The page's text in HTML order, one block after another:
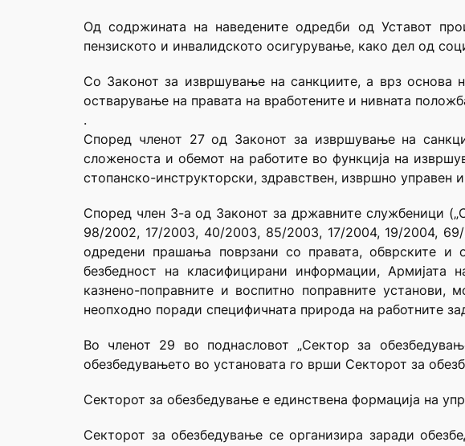
Од содржината на наведените одредби од Уставот
пензиското и инвалидското осигурување, како дел од
Со Законот за извршување на санкциите, а врз основа
остварување на правата на вработените и нивната
.
Според членот 27 од Законот за извршување на
сложеноста и обемот на работите во функција на
стопанско-инструкторски, здравствен, извршно управен
Според член 3-а од Законот за државните службеници
98/2002, 17/2003, 40/2003, 85/2003, 17/2004, 19/2004,
одредени прашања поврзани со правата, обврските и
безбедност на класифицирани информации, Армијата
казнено-поправните и воспитно поправните
неопходно поради специфичната природа на работните
Во членот 29 во поднасловот „Сектор за
обезбедувањето во установата го врши Секторот за
Секторот за обезбедување е единствена формација на
Секторот за обезбедување се организира заради